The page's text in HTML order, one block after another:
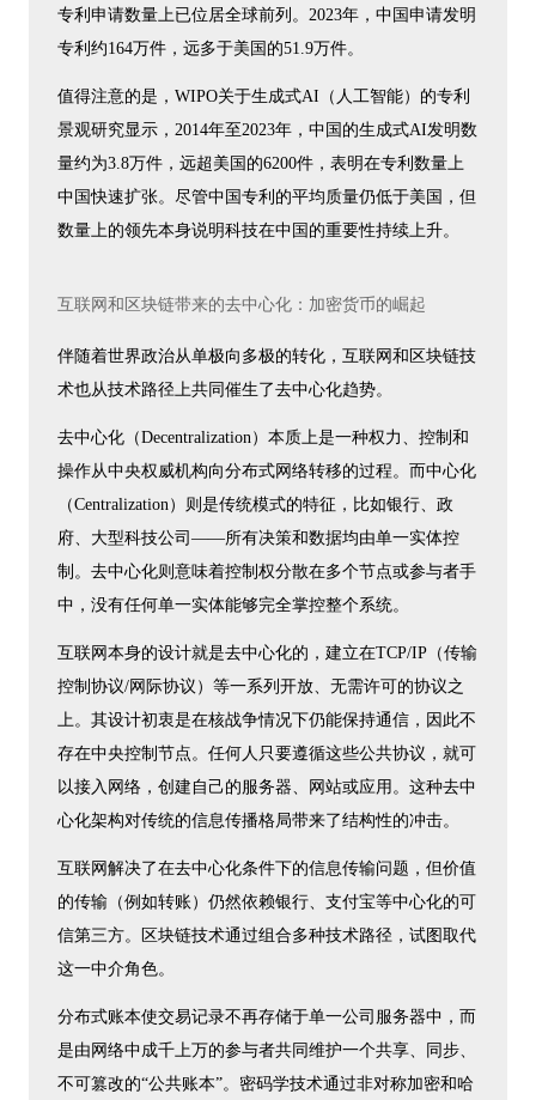
专利申请数量上已位居全球前列。2023年，中国申请发明
专利约164万件，远多于美国的51.9万件。
值得注意的是，WIPO关于生成式AI（人工智能）的专利
景观研究显示，2014年至2023年，中国的生成式AI发明数
量约为3.8万件，远超美国的6200件，表明在专利数量上
中国快速扩张。尽管中国专利的平均质量仍低于美国，但
数量上的领先本身说明科技在中国的重要性持续上升。
互联网和区块链带来的去中心化：加密货币的崛起
伴随着世界政治从单极向多极的转化，互联网和区块链技
术也从技术路径上共同催生了去中心化趋势。
去中心化（Decentralization）本质上是一种权力、控制和
操作从中央权威机构向分布式网络转移的过程。而中心化
（Centralization）则是传统模式的特征，比如银行、政
府、大型科技公司——所有决策和数据均由单一实体控
制。去中心化则意味着控制权分散在多个节点或参与者手
中，没有任何单一实体能够完全掌控整个系统。
互联网本身的设计就是去中心化的，建立在TCP/IP（传输
控制协议/网际协议）等一系列开放、无需许可的协议之
上。其设计初衷是在核战争情况下仍能保持通信，因此不
存在中央控制节点。任何人只要遵循这些公共协议，就可
以接入网络，创建自己的服务器、网站或应用。这种去中
心化架构对传统的信息传播格局带来了结构性的冲击。
互联网解决了在去中心化条件下的信息传输问题，但价值
的传输（例如转账）仍然依赖银行、支付宝等中心化的可
信第三方。区块链技术通过组合多种技术路径，试图取代
这一中介角色。
分布式账本使交易记录不再存储于单一公司服务器中，而
是由网络中成千上万的参与者共同维护一个共享、同步、
不可篡改的“公共账本”。密码学技术通过非对称加密和哈